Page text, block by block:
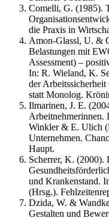
Comelli, G. (1985).
die Praxis in
Amon-Glassl, U. &
Belastungen mit
Assessment) –
In: R. Wieland, K.
der
statt Monolog.
Ilmarinen, J. E.
Arbeitnehmerinnen.
Winkler & E. Ulich
Unternehmen.
Haupt.
Scherrer, K. (2000).
und Krankenstand.
(Hrsg.).
Dzida, W. &
Gestalten und